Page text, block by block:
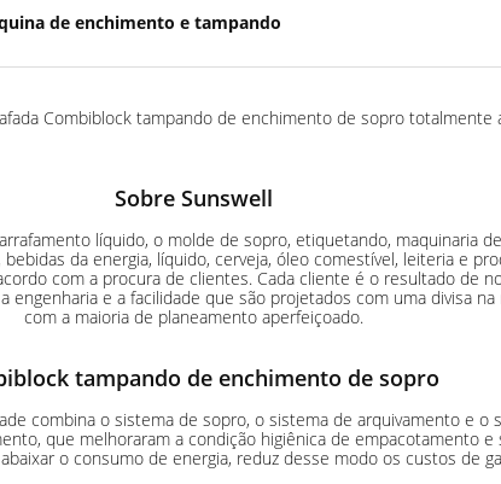
de enchimento e tampando
Combiblock tampando de enchimento de sopro totalmente
Sobre Sunswell
líquido, o molde de sopro, etiquetando, maquinaria
da energia, líquido, cerveja, óleo comestível, leiteria e
com a procura de clientes. Cada cliente é o resultado de
e a facilidade que são projetados com uma divisa
com a maioria de planeamento aperfeiçoado.
tampando de enchimento de sopro
combina o sistema de sopro, o sistema de arquivamento e
que melhoraram a condição higiênica de empacotamento
o consumo de energia, reduz desse modo os custos de